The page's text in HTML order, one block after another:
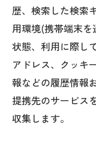
歴、検索した検索
用環境(携帯端末
状態、利用に際し
アドレス、クッキ
報などの履歴情報
提携先のサービス
収集します。